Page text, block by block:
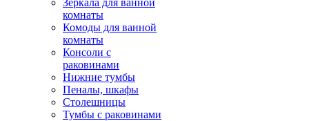
Зеркала для ванной
комнаты
Комоды для ванной
комнаты
Консоли с
раковинами
Нижние тумбы
Пеналы, шкафы
Столешницы
Тумбы с раковинами